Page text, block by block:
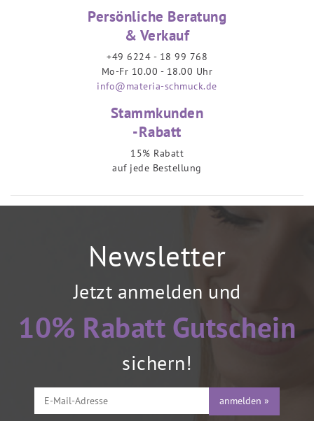
Persönliche Beratung
& Verkauf
+49 6224 - 18 99 768
Mo-Fr 10.00 - 18.00 Uhr
info@materia-schmuck.de
Stammkunden
-Rabatt
15% Rabatt
auf jede Bestellung
Newsletter
Jetzt anmelden und
10% Rabatt Gutschein
sichern!
anmelden »